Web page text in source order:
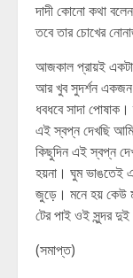
দাদী কোনো কথা
তবে তার চোখের
আজকাল প্রায়ই একটা
আর খুব সুদর্শন একজন
ধবধবে সাদা পোষাক।
এই স্বপ্ন দেখছি
কিছুদিন এই স্বপ্ন
হয়না। ঘুম ভাঙতেই
জুড়ে। মনে হয় কেউ
টের পাই ওই সুন্দর
(সমাপ্ত)